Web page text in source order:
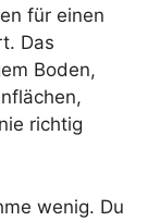
für einen
Das
Boden,
richtig
wenig. Du